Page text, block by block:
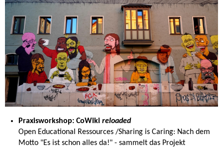
Praxisworkshop: CoWiki reloaded
Open Educational Ressources /Sharing is Caring: Nach dem
Motto "Es ist schon alles da!" - sammelt das Projekt